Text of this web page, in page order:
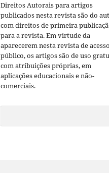
Direitos Autorais para artigos
publicados nesta revista são do
com direitos de primeira
para a revista. Em virtude da
aparecerem nesta revista de
público, os artigos são de uso
com atribuições próprias, em
aplicações educacionais e não-
comerciais.